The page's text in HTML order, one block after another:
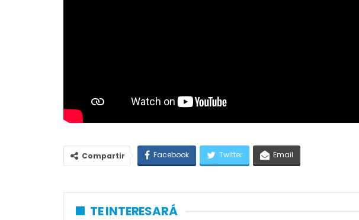
Compartir Facebook Twitter Email
TE INTERESARÁ